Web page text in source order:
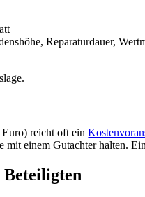
Reparaturdauer,
Euro) reicht oft ein
einem Gutachter halten.